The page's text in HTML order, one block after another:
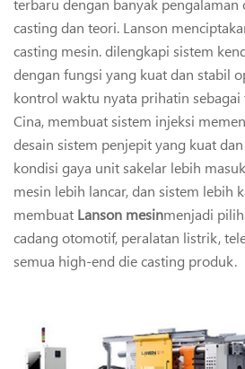
terbaru dengan banyak pengalaman
casting dan teori. Lanson
casting mesin. dilengkapi sistem
dengan fungsi yang kuat dan stabil
kontrol waktu nyata prihatin
Cina, membuat sistem injeksi
desain sistem penjepit yang kuat
kondisi gaya unit sakelar lebih
mesin lebih lancar, dan sistem lebih
membuat Lanson mesinmenjadi
cadang otomotif, peralatan listrik,
semua high-end die casting produk.